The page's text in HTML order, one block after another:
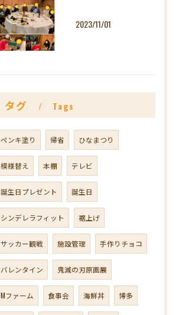
2023/11/01
タグ Tags
ペンキ塗り 帰省 ひなまつり
模様替え 本棚 テレビ
誕生日プレゼント 誕生日
シンデレラフィット 裾上げ
サッカー観戦 施設管理 手作りチョコ
バレンタイン 鬼滅の刃原画展
Mファーム 食事会 海鮮丼 博多